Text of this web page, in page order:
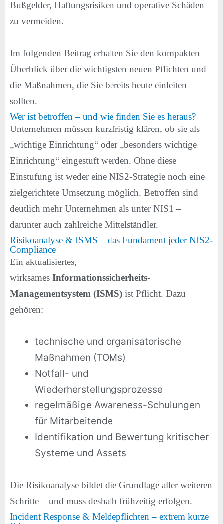
Bußgelder, Haftungsrisiken und operative Schäden
zu vermeiden.
Im folgenden Beitrag erhalten Sie den kompakten
Überblick über die wichtigsten neuen Pflichten und
die Maßnahmen, die Sie bereits heute einleiten
sollten.
Wer ist betroffen – und wie finden Sie es heraus?
Unternehmen müssen kurzfristig klären, ob sie als
„wichtige Einrichtung“ oder „besonders wichtige
Einrichtung“ eingestuft werden. Ohne diese
Einstufung ist weder eine NIS2-Strategie noch eine
zielgerichtete Umsetzung möglich. Betroffen sind
deutlich mehr Unternehmen als unter NIS1 –
darunter auch zahlreiche Mittelständler.
Risikoanalyse & ISMS – das Fundament jeder NIS2-
Compliance
Ein aktualisiertes,
wirksames Informationssicherheits-
Managementsystem (ISMS) ist Pflicht. Dazu
gehören:
technische und organisatorische
Maßnahmen (TOMs)
Notfall- und
Wiederherstellungsprozesse
regelmäßige Awareness-Schulungen
für Mitarbeitende
Identifikation und Bewertung kritischer
Systeme und Assets
Die Risikoanalyse bildet die Grundlage aller weiteren
Schritte – und muss deshalb frühzeitig erfolgen.
Incident Response & Meldepflichten – extrem kurze